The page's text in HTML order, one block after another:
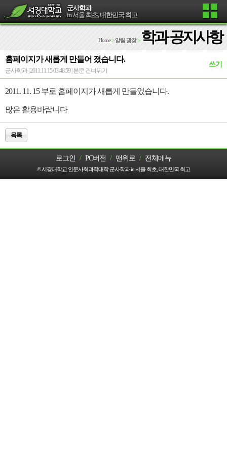
군사학과
in 서울 최초, 대한민국 최고
Home> 알림 광장> 학과 공지사항
홈페이지가 새롭게 만들어 졌습니다.
쓰기
군사학과 | 2011.11.15 03:48:59 | 본문 건너뛰기
2011. 11. 15 부로 홈페이지가 새롭게 만들었습니다.
많은 활용바랍니다.
목록
로그인 / PC버전 / 맨위로 / 전체메뉴
© 서경대학교 인문사회과학대학 군사학과 in 서울 최초, 대한민국 최고